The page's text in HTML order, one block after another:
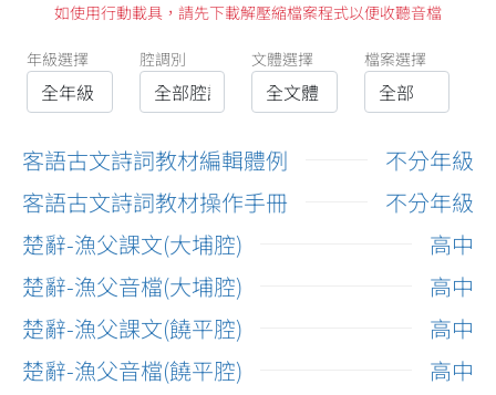
如使用行動載具，請先下載解壓縮檔案程式以便收聽音檔
年級選擇 腔調別 文體選擇 檔案選擇
客語古文詩詞教材編輯體例
不分年級
客語古文詩詞教材操作手冊
不分年級
楚辭-漁父課文(大埔腔)
高中
楚辭-漁父音檔(大埔腔)
高中
楚辭-漁父課文(饒平腔)
高中
楚辭-漁父音檔(饒平腔)
高中